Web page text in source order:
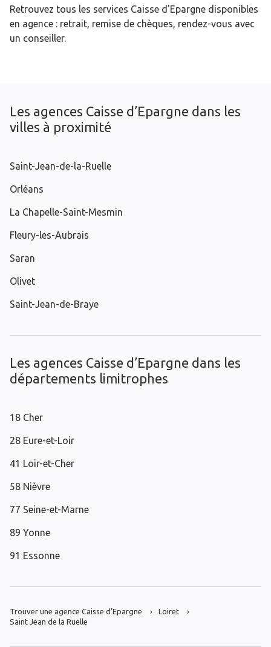
Retrouvez tous les services Caisse d’Epargne disponibles
en agence : retrait, remise de chèques, rendez-vous avec
un conseiller.
Les agences Caisse d’Epargne dans les
villes à proximité
Saint-Jean-de-la-Ruelle
Orléans
La Chapelle-Saint-Mesmin
Fleury-les-Aubrais
Saran
Olivet
Saint-Jean-de-Braye
Les agences Caisse d’Epargne dans les
départements limitrophes
18 Cher
28 Eure-et-Loir
41 Loir-et-Cher
58 Nièvre
77 Seine-et-Marne
89 Yonne
91 Essonne
Trouver une agence Caisse d’Epargne
Loiret
Saint Jean de la Ruelle